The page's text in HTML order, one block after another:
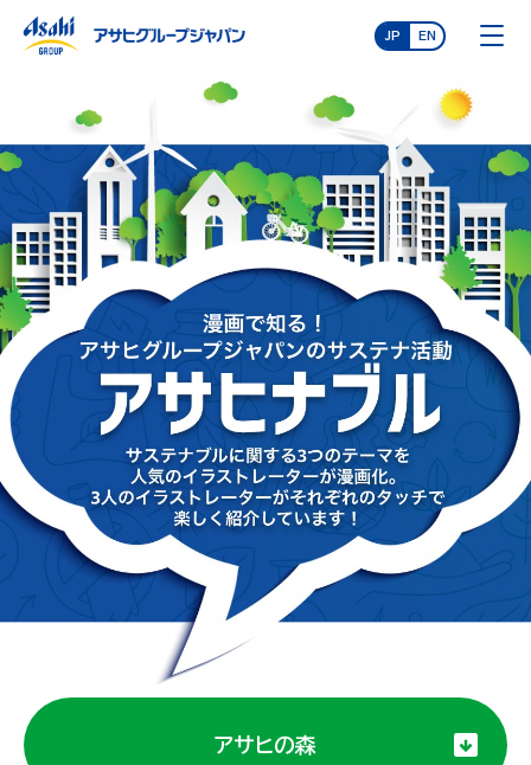
JP EN
アサヒの森